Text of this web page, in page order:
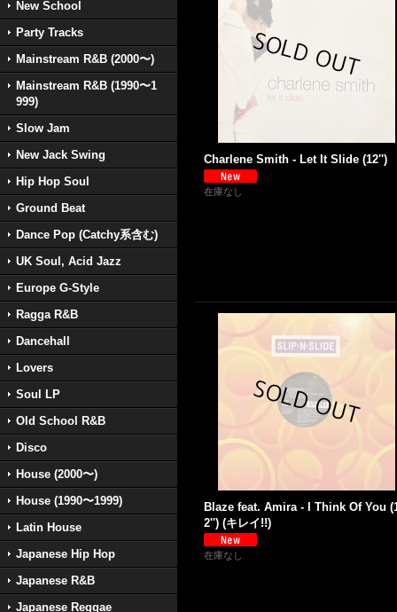
New School
Party Tracks
Mainstream R&B (2000〜)
Mainstream R&B (1990〜1
999)
Slow Jam
New Jack Swing
Hip Hop Soul
Ground Beat
Dance Pop (Catchy系含む)
UK Soul, Acid Jazz
Europe G-Style
Ragga R&B
Dancehall
Lovers
Soul LP
Old School R&B
Disco
House (2000〜)
House (1990〜1999)
Latin House
Japanese Hip Hop
Japanese R&B
Japanese Reggae
Charlene Smith - Let It Slide (12'')
在庫なし
Blaze feat. Amira - I Think Of You
2'') (キレイ!!)
在庫なし